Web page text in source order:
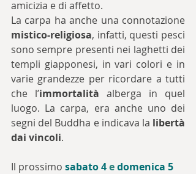
amicizia e di affetto.
mistico-religiosa, infatti, questi pesci
sono sempre presenti nei laghetti dei
templi giapponesi, in vari colori e in
varie grandezze per ricordare a tutti
che l’immortalità alberga in quel
luogo. La carpa, era anche uno dei
segni del Buddha e indicava la libertà
dai vincoli.
Il prossimo sabato 4edomenica 5